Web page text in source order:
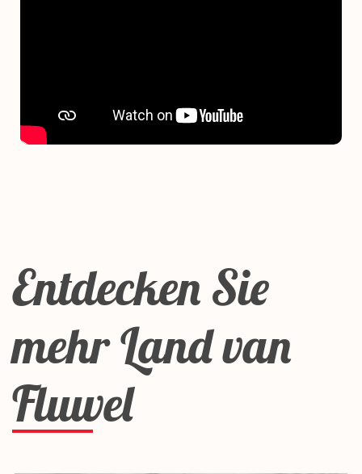
Entdecken Sie
mehr Land van
Fluwel